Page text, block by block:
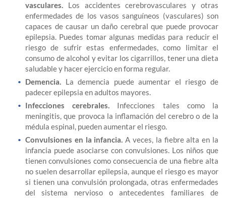
vasculares. Los accidentes cerebrovasculares y otras
enfermedades de los vasos sanguíneos (vasculares) son
capaces de causar un daño cerebral que puede provocar
epilepsia. Puedes tomar algunas medidas para reducir el
riesgo de sufrir estas enfermedades, como limitar el
consumo de alcohol y evitar los cigarrillos, tener una dieta
saludable y hacer ejercicio en forma regular.
Demencia. La demencia puede aumentar el riesgo de
padecer epilepsia en adultos mayores.
Infecciones cerebrales. Infecciones tales como la
meningitis, que provoca la inflamación del cerebro o de la
médula espinal, pueden aumentar el riesgo.
Convulsiones en la infancia.A veces, la fiebre alta en la
infancia puede asociarse con convulsiones. Los niños que
tienen convulsiones como consecuencia de una fiebre alta
no suelen desarrollar epilepsia, aunque el riesgo es mayor
si tienen una convulsión prolongada, otras enfermedades
del sistema nervioso o antecedentes familiares de